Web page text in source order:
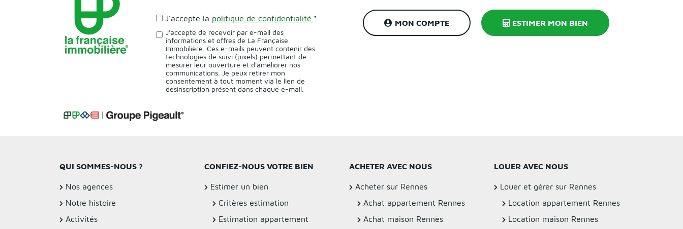
MON COMPTE ESTIMER MON BIEN
J’accepte la politique de confidentialité. *
J'accepte de recevoir par e-mail des
informations et offres de La Française
Immobilière. Ces e-mails peuvent contenir des
technologies de suivi (pixels) permettant de
mesurer leur ouverture et d'améliorer nos
communications. Je peux retirer mon
consentement à tout moment via le lien de
désinscription présent dans chaque e-mail.
QUI SOMMES-NOUS ?
Nos agences
Notre histoire
Activités
CONFIEZ-NOUS VOTRE BIEN
Estimer un bien
Critères estimation
Estimation appartement
ACHETER AVEC NOUS
Acheter sur Rennes
Achat appartement Rennes
Achat maison Rennes
LOUER AVEC NOUS
Louer et gérer sur Rennes
Location appartement Rennes
Location maison Rennes